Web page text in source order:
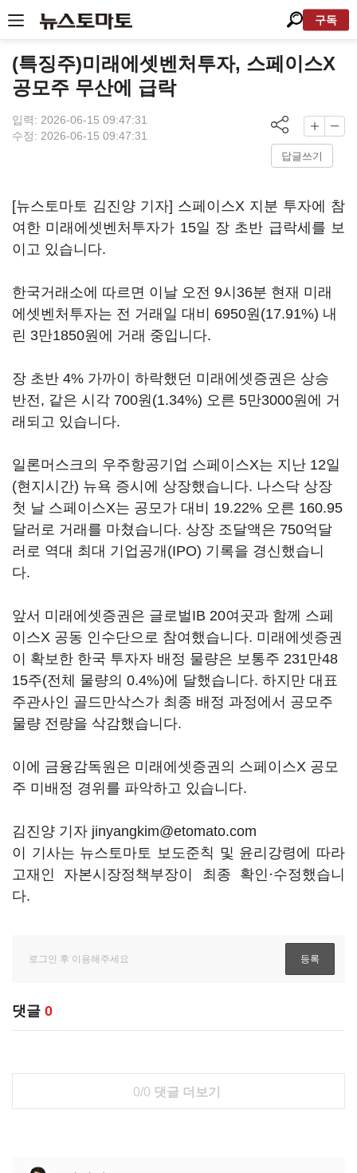
구독
(특징주)미래에셋벤처투자, 스페이스X
공모주 무산에 급락
입력: 2026-06-15 09:47:31
수정: 2026-06-15 09:47:31
답글쓰기
[뉴스토마토 김진양 기자] 스페이스X 지분 투자에 참
여한 미래에셋벤처투자가 15일 장 초반 급락세를 보
이고 있습니다.
한국거래소에 따르면 이날 오전 9시36분 현재 미래
에셋벤처투자는 전 거래일 대비 6950원(17.91%) 내
린 3만1850원에 거래 중입니다.
장 초반 4% 가까이 하락했던 미래에셋증권은 상승
반전, 같은 시각 700원(1.34%) 오른 5만3000원에 거
래되고 있습니다.
일론머스크의 우주항공기업 스페이스X는 지난 12일
(현지시간) 뉴욕 증시에 상장했습니다. 나스닥 상장
첫 날 스페이스X는 공모가 대비 19.22% 오른 160.95
달러로 거래를 마쳤습니다. 상장 조달액은 750억달
러로 역대 최대 기업공개(IPO) 기록을 경신했습니
다.
앞서 미래에셋증권은 글로벌IB 20여곳과 함께 스페
이스X 공동 인수단으로 참여했습니다. 미래에셋증권
이 확보한 한국 투자자 배정 물량은 보통주 231만48
15주(전체 물량의 0.4%)에 달했습니다. 하지만 대표
주관사인 골드만삭스가 최종 배정 과정에서 공모주
물량 전량을 삭감했습니다.
이에 금융감독원은 미래에셋증권의 스페이스X 공모
주 미배정 경위를 파악하고 있습니다.
김진양 기자 jinyangkim@etomato.com
이 기사는 뉴스토마토 보도준칙 및 윤리강령에 따라
고재인 자본시장정책부장이 최종 확인·수정했습니
다.
댓글 0
0/0 댓글 더보기